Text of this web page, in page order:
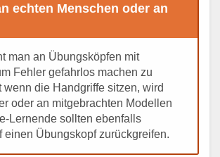
echten Menschen oder an
man an Übungsköpfen mit
Fehler gefahrlos machen zu
wenn die Handgriffe sitzen, wird
oder an mitgebrachten Modellen
Lernende sollten ebenfalls
einen Übungskopf zurückgreifen.